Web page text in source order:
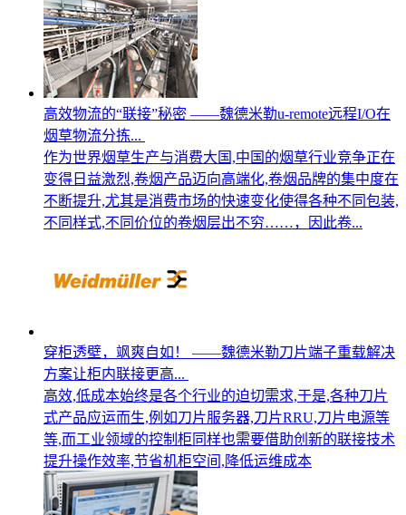
高效物流的“联接”秘密 ——魏德米勒u-remote远程I/O在
烟草物流分拣...
作为世界烟草生产与消费大国,中国的烟草行业竞争正在
变得日益激烈,卷烟产品迈向高端化,卷烟品牌的集中度在
不断提升,尤其是消费市场的快速变化使得各种不同包装,
不同样式,不同价位的卷烟层出不穷……，因此卷...
穿柜透壁，飒爽自如！ ——魏德米勒刀片端子重载解决
方案让柜内联接更高...
高效,低成本始终是各个行业的迫切需求,于是,各种刀片
式产品应运而生,例如刀片服务器,刀片RRU,刀片电源等
等,而工业领域的控制柜同样也需要借助创新的联接技术
提升操作效率,节省机柜空间,降低运维成本